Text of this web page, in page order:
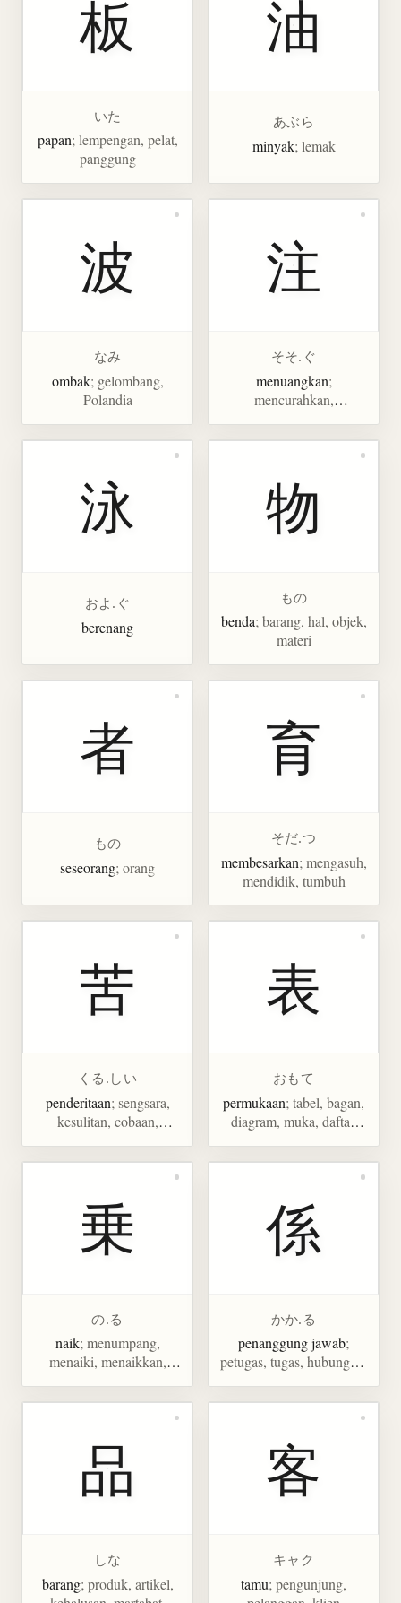
板
いた
papan; lempengan, pelat,
panggung
油
あぶら
minyak; lemak
波
なみ
ombak; gelombang,
Polandia
注
そそ.ぐ
menuangkan;
mencurahkan,
catatan, keterangan,
泳
およ.ぐ
berenang
物
もの
benda; barang, hal, objek,
materi
者
もの
seseorang; orang
育
そだ.つ
membesarkan; mengasuh,
mendidik, tumbuh
苦
くる.しい
penderitaan; sengsara,
kesulitan, cobaan,
表
おもて
permukaan; tabel, bagan,
diagram, muka, daftar,
乗
の.る
naik; menumpang,
menaiki, menaikkan,
bergabung, penghitung
係
かか.る
penanggung jawab;
petugas, tugas, hubungan,
品
しな
barang; produk, artikel,
客
キャク
tamu; pengunjung,